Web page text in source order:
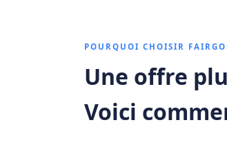
POURQUOI CHOISIR
Une offre
Voici